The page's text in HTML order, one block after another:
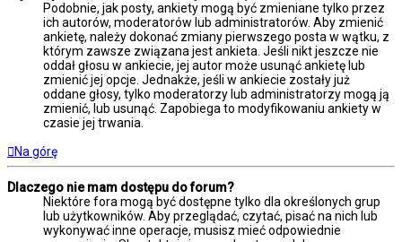
Podobnie, jak posty, ankiety mogą być zmieniane tylko przez
ich autorów, moderatorów lub administratorów. Aby zmienić
ankietę, należy dokonać zmiany pierwszego posta w wątku, z
którym zawsze związana jest ankieta. Jeśli nikt jeszcze nie
oddał głosu w ankiecie, jej autor może usunąć ankietę lub
zmienić jej opcje. Jednakże, jeśli w ankiecie zostały już
oddane głosy, tylko moderatorzy lub administratorzy mogą ją
zmienić, lub usunąć. Zapobiega to modyfikowaniu ankiety w
czasie jej trwania.
Na górę
Dlaczego nie mam dostępu do forum?
Niektóre fora mogą być dostępne tylko dla określonych grup
lub użytkowników. Aby przeglądać, czytać, pisać na nich lub
wykonywać inne operacje, musisz mieć odpowiednie